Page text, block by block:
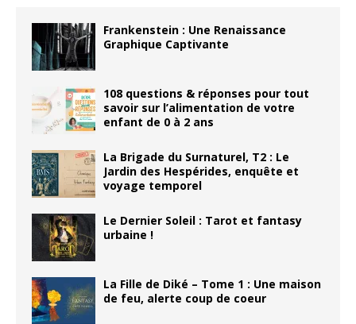
Frankenstein : Une Renaissance
Graphique Captivante
108 questions & réponses pour tout
savoir sur l’alimentation de votre
enfant de 0 à 2 ans
La Brigade du Surnaturel, T2 : Le
Jardin des Hespérides, enquête et
voyage temporel
Le Dernier Soleil : Tarot et fantasy
urbaine !
La Fille de Diké – Tome 1 : Une maison
de feu, alerte coup de coeur